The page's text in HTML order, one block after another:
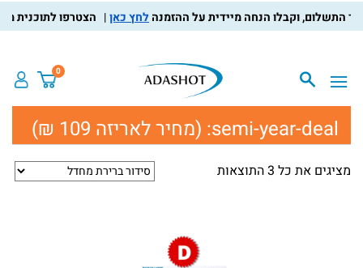
לחץ כאן הצטרפו לתוכנית
0
semi-year-deal: (מחיר לאריזה 109 ₪)
מציגים את כל ⁦3⁩ התוצאות